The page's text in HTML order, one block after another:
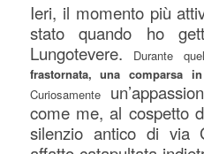
Ieri, il momento più
stato quando ho
Lungotevere. Durante
frastornata, una comparsa
Curiosamente
come me, al cospetto
silenzio antico di via